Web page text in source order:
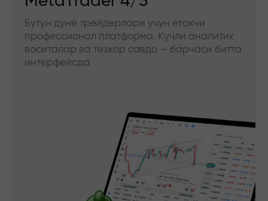
Бутун дунё трейдерлари учун етакчи
профессионал платформа. Кучли аналитик
воситалар ва тезкор савдо — барчаси битта
интерфейсда